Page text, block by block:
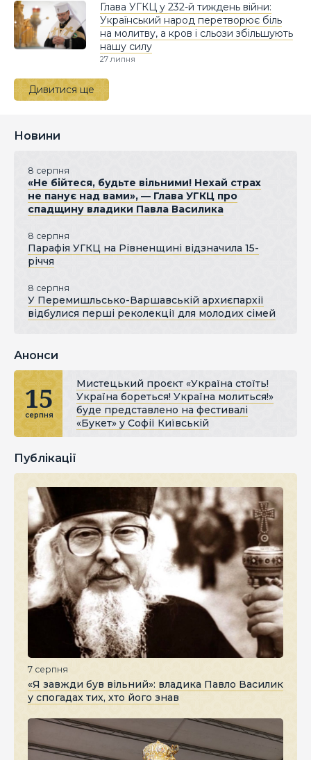
Глава УГКЦ у 232-й тиждень війни:
Український народ перетворює біль
на молитву, а кров і сльози збільшують
нашу силу
27 липня
Дивитися ще
Новини
8 серпня
«Не бійтеся, будьте вільними! Нехай страх
не панує над вами», — Глава УГКЦ про
спадщину владики Павла Василика
8 серпня
Парафія УГКЦ на Рівненщині відзначила 15-
річчя
8 серпня
У Перемишльсько-Варшавській архиєпархії
відбулися перші реколекції для молодих сімей
Анонси
15
серпня
Мистецький проєкт «Україна стоїть!
Україна бореться! Україна молиться!»
буде представлено на фестивалі
«Букет» у Софії Київській
Публікації
7 серпня
«Я завжди був вільний»: владика Павло Василик
у спогадах тих, хто його знав